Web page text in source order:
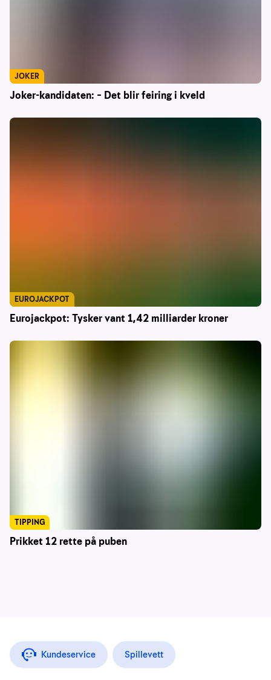
Joker-kandidaten: – Det blir feiring i kveld
JOKER
Eurojackpot: Tysker vant 1,42 milliarder kroner
EUROJACKPOT
Prikket 12 rette på puben
TIPPING
Kundeservice Spillevett